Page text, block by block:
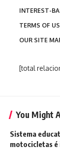
INTEREST-
TERMS OF
OUR SITE
[total
You Might
Sistema
motocicletas é